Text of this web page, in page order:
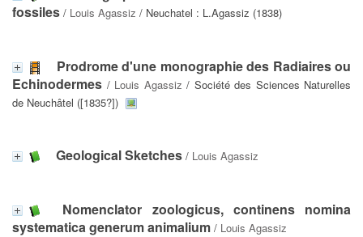
fossiles / Louis Agassiz / Neuchatel : L.Agassiz (1838)
Prodrome d'une monographie des Radiaires ou
Echinodermes / Louis Agassiz / Société des Sciences Naturelles
de Neuchâtel ([1835?])
Geological Sketches / Louis Agassiz
Nomenclator zoologicus, continens nomina
systematica generum animalium / Louis Agassiz